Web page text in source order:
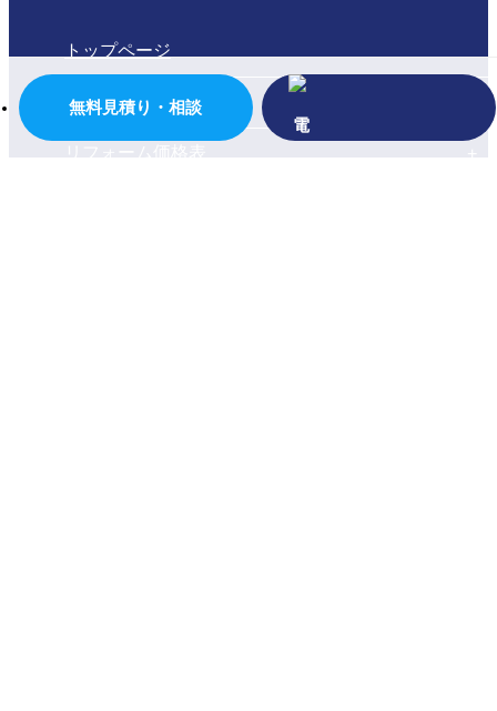
無料見積り・相談
トップページ
会社案内